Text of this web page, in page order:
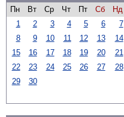
Пн
Вт Ср Чт Пт Сб
Нд
1
2 3 4 5 6
7
8
9 10 11 12 13
14
15
16 17 18 19 20
21
22
23 24 25 26 27
28
29
30